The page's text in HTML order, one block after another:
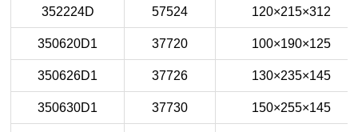
352224D 57524 120×215×312
350620D1 37720 100×190×125
350626D1 37726 130×235×145
350630D1 37730 150×255×145